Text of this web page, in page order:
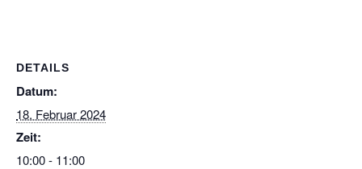
DETAILS
Datum:
18. Februar 2024
Zeit:
10:00 - 11:00